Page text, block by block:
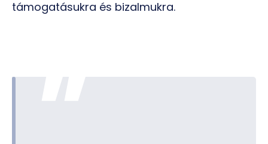
támogatásukra és bizalmukra.